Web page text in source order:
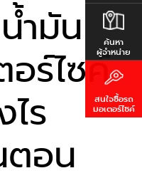
ำมัน
อร์ไซค์
ร
ตอน
ค้นหา
ผู้จำหน่าย
สนใจซื้อรถ
มอเตอร์ไซค์